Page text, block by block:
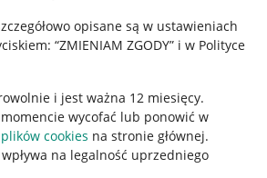
opisane są w ustawieniach
“ZMIENIAM ZGODY” i w Polityce
i jest ważna 12 miesięcy.
wycofać lub ponowić w
cookies na stronie głównej.
na legalność uprzedniego
Cyfrowych